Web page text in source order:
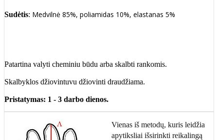
Sudėtis: Medvilnė 85%, poliamidas 10%, elastanas 5%
Patartina valyti cheminiu būdu arba skalbti rankomis.
Skalbyklos džiovintuvu džiovinti draudžiama.
Pristatymas: 1 - 3 darbo dienos.
Vienas iš metodų, kuris leidžia
apytiksliai išsirinkti reikalingą